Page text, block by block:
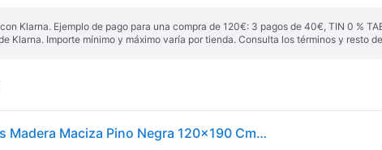
Klarna. Ejemplo de pago para una compra de 120€: 3 pagos de 40€, TIN 0 %
Klarna. Importe mínimo y máximo varía por tienda. Consulta los términos y resto
Juskys Cama De Palets Madera Maciza Pino Negra 120x190 Cm Vidaxl